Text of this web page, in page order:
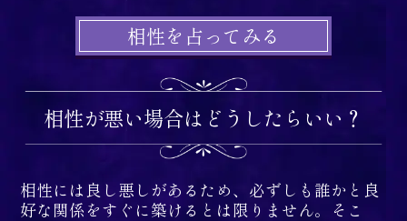
相性を占ってみる
相性が悪い場合はどうしたらいい？
相性には良し悪しがあるため、必ずしも誰かと良
好な関係をすぐに築けるとは限りません。そこ